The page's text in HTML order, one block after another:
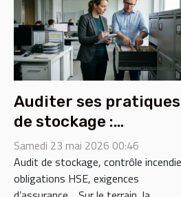
Auditer ses pratiques
de stockage :
révélateur de
conformité ou casse-
tête réglementaire ?
Samedi 23 mai 2026 00:46
Audit de stockage, contrôle
obligations HSE, exigences